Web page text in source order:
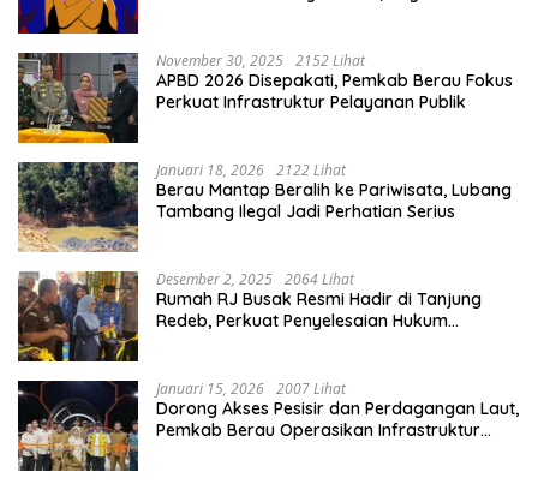
November 30, 2025 2152 Lihat
APBD 2026 Disepakati, Pemkab Berau Fokus
Perkuat Infrastruktur Pelayanan Publik
Januari 18, 2026 2122 Lihat
Berau Mantap Beralih ke Pariwisata, Lubang
Tambang Ilegal Jadi Perhatian Serius
Desember 2, 2025 2064 Lihat
Rumah RJ Busak Resmi Hadir di Tanjung
Redeb, Perkuat Penyelesaian Hukum
Januari 15, 2026 2007 Lihat
Dorong Akses Pesisir dan Perdagangan Laut,
Pemkab Berau Operasikan Infrastruktur